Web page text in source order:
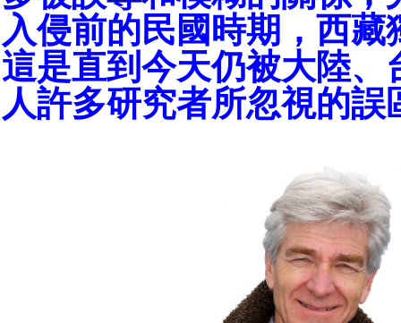
入侵前的民國時期，西藏
這是直到今天仍被大陸、
人許多研究者所忽視的誤